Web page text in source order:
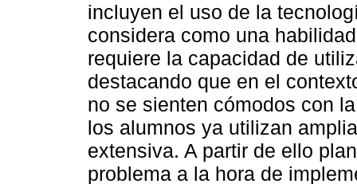
incluyen el uso de la
considera como una
requiere la capacidad de
destacando que en el
no se sienten cómodos con
los alumnos ya utilizan
extensiva. A partir de ello
problema a la hora de